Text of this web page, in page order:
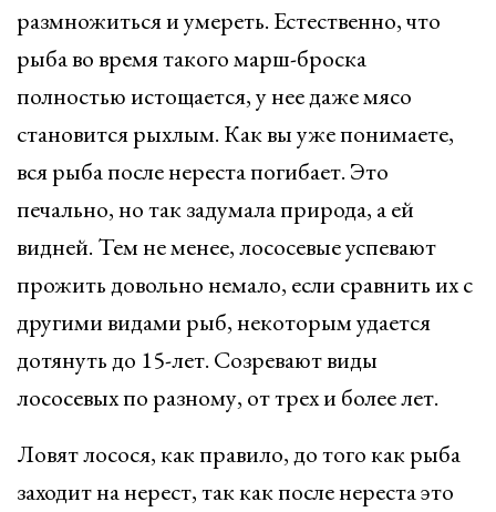
размножиться и умереть. Естественно, что
рыба во время такого марш-броска
полностью истощается, у нее даже мясо
становится рыхлым. Как вы уже понимаете,
вся рыба после нереста погибает. Это
печально, но так задумала природа, а ей
видней. Тем не менее, лососевые успевают
прожить довольно немало, если сравнить их с
другими видами рыб, некоторым удается
дотянуть до 15-лет. Созревают виды
лососевых по разному, от трех и более лет.
Ловят лосося, как правило, до того как рыба
заходит на нерест, так как после нереста это